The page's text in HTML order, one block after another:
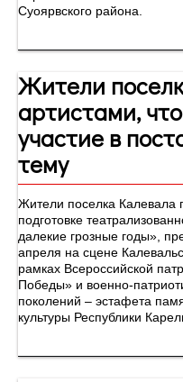
Суоярвского района.
Жители
артистами,
участие в
тему
Жители поселка Калевала
подготовке
далекие грозные годы»,
апреля на сцене
рамках Всероссийской
Победы» и военно-
поколений – эстафета
культуры Республики